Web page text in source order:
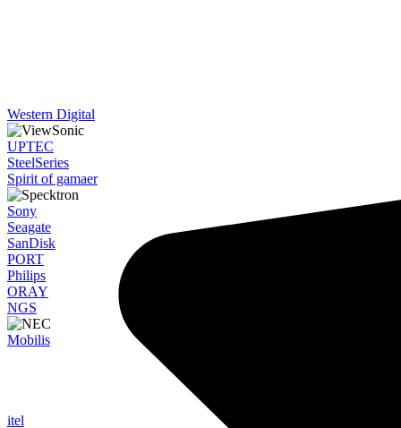
Western Digital
UPTEC
SteelSeries
Spirit of gamaer
Sony
Seagate
SanDisk
PORT
Philips
ORAY
NGS
Mobilis
itel